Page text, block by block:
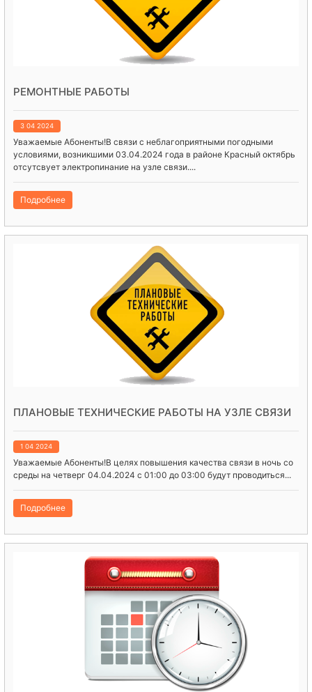
РЕМОНТНЫЕ РАБОТЫ
3 04 2024
Уважаемые Абоненты!В связи с неблагоприятными погодными
условиями, возникшими 03.04.2024 года в районе Красный октябрь
отсутсвует электропинание на узле связи....
Подробнее
ПЛАНОВЫЕ ТЕХНИЧЕСКИЕ РАБОТЫ НА УЗЛЕ СВЯЗИ
1 04 2024
Уважаемые Абоненты!В целях повышения качества связи в ночь со
среды на четверг 04.04.2024 с 01:00 до 03:00 будут проводиться...
Подробнее